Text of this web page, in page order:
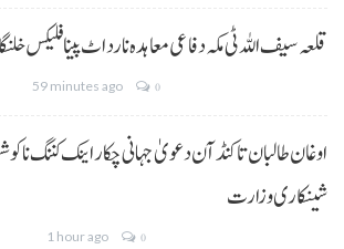
قلعہ سیف اللہ ٹی مکہ دفاعی معاہدہ نا رد اٹ پینا فلیکس خلنگا
59 minutes ago 0
اوغان طالبان تا کنڈ آن دعویٰ جہانی چکار اینک کننگ نا
شینکاری وزارت
1 hour ago 0